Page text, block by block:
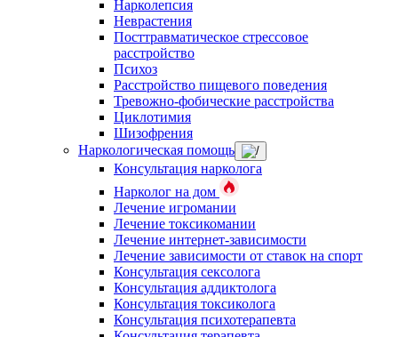
Нарколепсия
Неврастения
Посттравматическое стрессовое
расстройство
Психоз
Расстройство пищевого поведения
Тревожно-фобические расстройства
Циклотимия
Шизофрения
Наркологическая помощь
Консультация нарколога
Нарколог на дом
Лечение игромании
Лечение токсикомании
Лечение интернет-зависимости
Лечение зависимости от ставок на спорт
Консультация сексолога
Консультация аддиктолога
Консультация токсиколога
Консультация психотерапевта